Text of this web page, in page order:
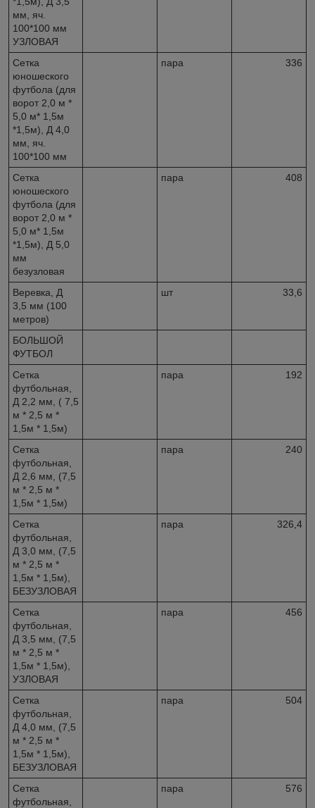
мм, яч.
100*100 мм
УЗЛОВАЯ
Сетка
юношеского
футбола (для
ворот 2,0 м *
5,0 м* 1,5м
*1,5м), Д 4,0
мм, яч.
100*100 мм
пара 336
Сетка
юношеского
футбола (для
ворот 2,0 м *
5,0 м* 1,5м
*1,5м), Д 5,0
мм
безузловая
пара 408
Веревка, Д
3,5 мм (100
метров)
шт 33,6
БОЛЬШОЙ
ФУТБОЛ
Сетка
футбольная,
Д 2,2 мм, ( 7,5
м * 2,5 м *
1,5м * 1,5м)
пара 192
Сетка
футбольная,
Д 2,6 мм, (7,5
м * 2,5 м *
1,5м * 1,5м)
пара 240
Сетка
футбольная,
Д 3,0 мм, (7,5
м * 2,5 м *
1,5м * 1,5м),
БЕЗУЗЛОВАЯ
пара 326,4
Сетка
футбольная,
Д 3,5 мм, (7,5
м * 2,5 м *
1,5м * 1,5м),
УЗЛОВАЯ
пара 456
Сетка
футбольная,
Д 4,0 мм, (7,5
м * 2,5 м *
1,5м * 1,5м),
БЕЗУЗЛОВАЯ
пара 504
Сетка
футбольная,
пара 576